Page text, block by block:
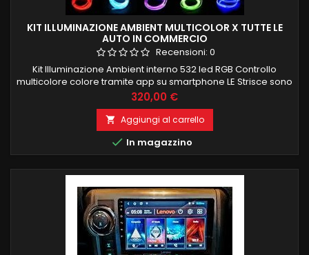
KIT ILLUMINAZIONE AMBIENT MULTICOLOR X TUTTE LE
AUTO IN COMMERCIO
Recensioni: 0
Kit Illuminazione Ambient interno 532 led RGB Controllo
multicolore colore tramite app su smartphone LE Strisce sono
composte de 100 led interni per una corretta ed uniforme
illuminazione e si possono anche tagliare a misura Kit è
composto da: 4 strisce porte 4 maniglie 4 portaoggetti porte
4 tappetini piedi 1 cruscotto frontale 4 PEZZI 75CM 1 PEZZO...
Prezzo
320,00 €
 Aggiungi al carrello
 In magazzino